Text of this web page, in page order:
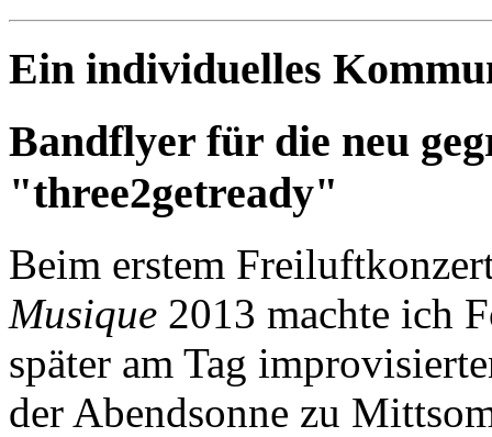
Ein individuelles
Bandflyer für die neu
"three2getready"
Beim erstem
Musique 2013 machte ich
später am Tag
der Abendsonne zu